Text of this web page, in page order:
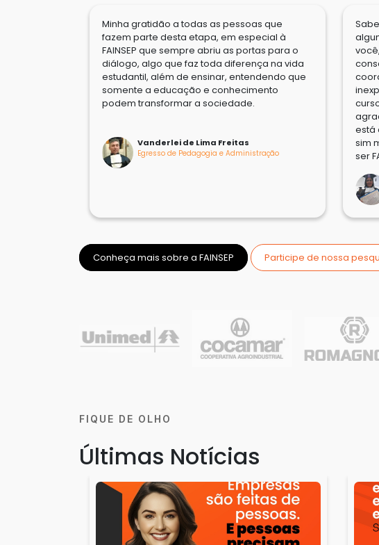
Minha gratidão a todas as pessoas que
fazem parte desta etapa, em especial à
FAINSEP que sempre abriu as portas para o
diálogo, algo que faz toda diferença na vida
estudantil, além de ensinar, entendendo que
somente a educação e conhecimento
podem transformar a sociedade.
Vanderlei de Lima Freitas
Egresso de Pedagogia e Administração
está
sim
ser
Conheça mais sobre a FAINSEP Participe de nossa
FIQUE DE OLHO
Últimas Notícias